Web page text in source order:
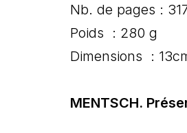
Nb. de pages :
Poids : 280 g
Dimensions :
MENTSCH.